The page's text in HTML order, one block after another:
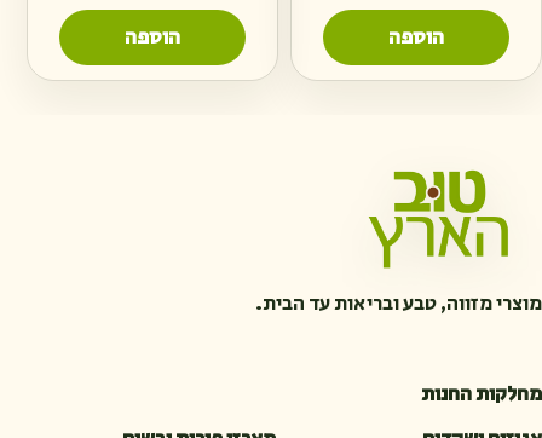
הוספה הוספה
מוצרי מזווה, טבע ובריאות עד הבית.
מחלקות החנות